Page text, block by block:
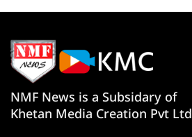
NMF News is a Subsidary of
Khetan Media Creation Pvt Ltd